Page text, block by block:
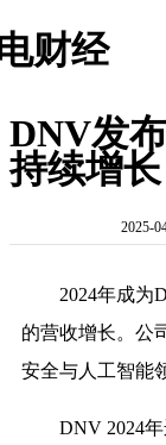
财经
DNV发
持续增
2025-
2024年成为
的营收增长。公
安全与人工智能
DNV 2024